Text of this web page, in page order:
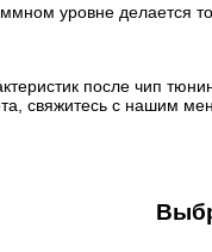
уровне делается
после чип
свяжитесь с нашим